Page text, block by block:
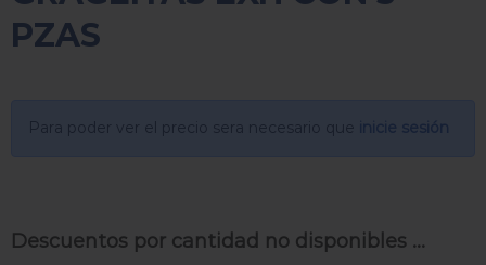
PZAS
Para poder ver el precio sera necesario que
Descuentos por cantidad no disponibles ...